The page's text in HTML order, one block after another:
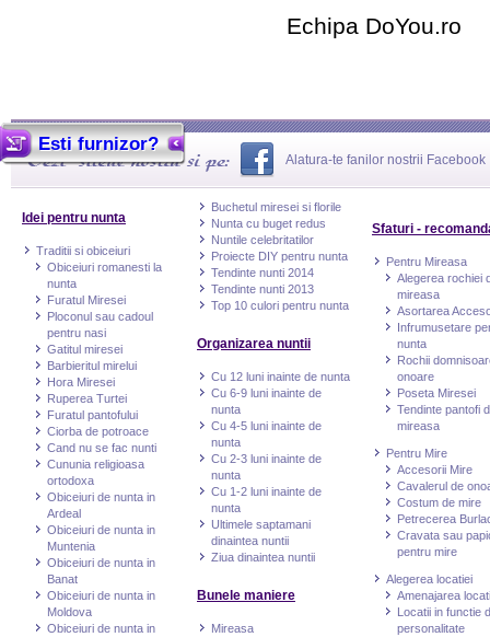
Esti furnizor?
Echipa DoYou.ro
Alatura-te fanilor nostrii Facebook
Idei pentru nunta
Traditii si obiceiuri
Obiceiuri romanesti la
nunta
Furatul Miresei
Ploconul sau cadoul
pentru nasi
Gatitul miresei
Barbieritul mirelui
Hora Miresei
Ruperea Turtei
Furatul pantofului
Ciorba de potroace
Cand nu se fac nunti
Cununia religioasa
ortodoxa
Obiceiuri de nunta in
Ardeal
Obiceiuri de nunta in
Muntenia
Obiceiuri de nunta in
Banat
Obiceiuri de nunta in
Moldova
Obiceiuri de nunta in
Buchetul miresei si florile
Nunta cu buget redus
Nuntile celebritatilor
Proiecte DIY pentru nunta
Tendinte nunti 2014
Tendinte nunti 2013
Top 10 culori pentru nunta
Organizarea nuntii
Cu 12 luni inainte de nunta
Cu 6-9 luni inainte de
nunta
Cu 4-5 luni inainte de
nunta
Cu 2-3 luni inainte de
nunta
Cu 1-2 luni inainte de
nunta
Ultimele saptamani
dinaintea nuntii
Ziua dinaintea nuntii
Bunele maniere
Mireasa
Sfaturi -
Pentru Mireasa
Alegerea rochiei
mireasa
Asortarea
Infrumusetare
nunta
Rochii
onoare
Poseta Miresei
Tendinte pantofi
mireasa
Pentru Mire
Accesorii Mire
Cavalerul de
Costum de mire
Petrecerea
Cravata sau
pentru mire
Alegerea locatiei
Amenajarea
Locatii in functie
personalitate